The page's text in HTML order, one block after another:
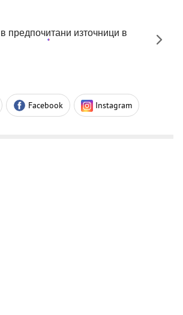
предпочитани източници в
Facebook Instagram